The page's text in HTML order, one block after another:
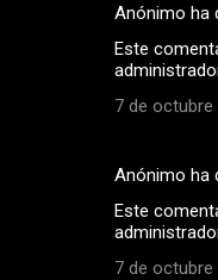
Anónimo ha
Este
7 de octubre
Anónimo ha
Este
7 de octubre